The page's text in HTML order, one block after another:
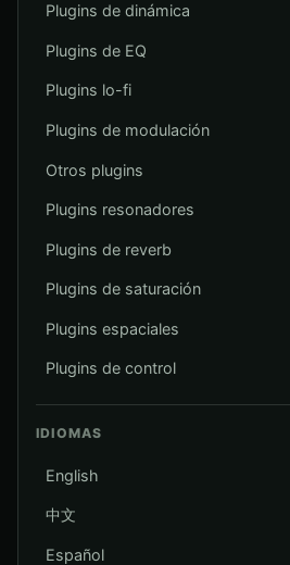
Plugins de dinámica
Plugins de EQ
Plugins lo-fi
Plugins de modulación
Otros plugins
Plugins resonadores
Plugins de reverb
Plugins de saturación
Plugins espaciales
Plugins de control
IDIOMAS
English
中文
Español